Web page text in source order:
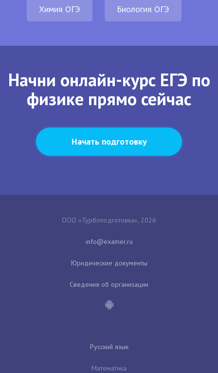
Химия ОГЭ Биология ОГЭ
Начни онлайн-курс ЕГЭ по
физике прямо сейчас
Начать подготовку
ООО «Турбоподготовка», 2026
Юридические документы
Сведения об организации
Русский язык
Математика